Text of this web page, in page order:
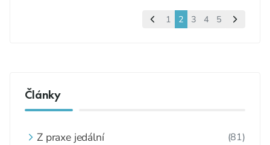
1 2 3 4 5
Články
Z praxe jedální (81)